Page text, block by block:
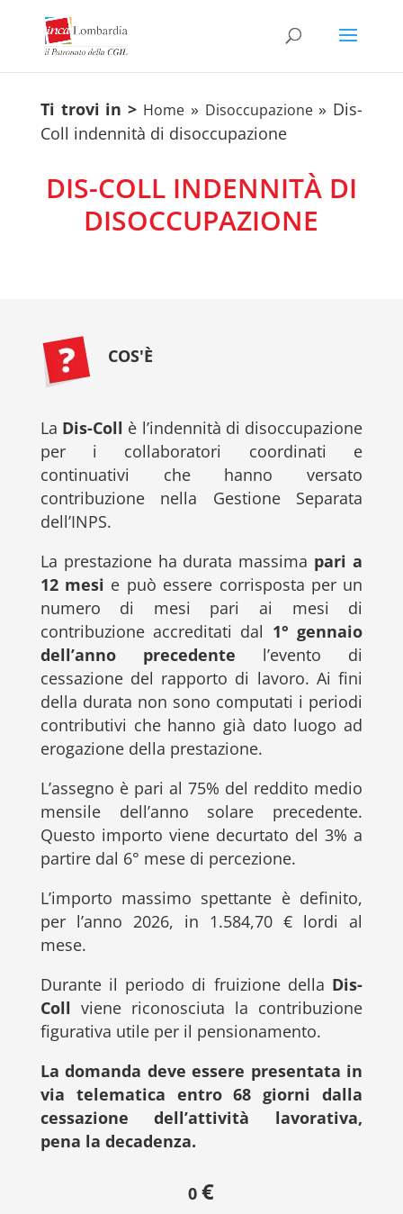
Ti trovi in > Home » Disoccupazione» Dis-
Coll indennità di disoccupazione
DIS-COLL INDENNITÀ DI
DISOCCUPAZIONE
COS'È
La Dis-Coll è l’indennità di disoccupazione
per i collaboratori coordinati e
continuativi che hanno versato
contribuzione nella Gestione Separata
dell’INPS.
La prestazione ha durata massima pari a
12 mesi e può essere corrisposta per un
numero di mesi pari ai mesi di
contribuzione accreditati dal 1° gennaio
dell’anno precedente l’evento di
cessazione del rapporto di lavoro. Ai fini
della durata non sono computati i periodi
contributivi che hanno già dato luogo ad
erogazione della prestazione.
L’assegno è pari al 75% del reddito medio
mensile dell’anno solare precedente.
Questo importo viene decurtato del 3% a
partire dal 6° mese di percezione.
L’importo massimo spettante è definito,
per l’anno 2026, in 1.584,70 € lordi al
mese.
Durante il periodo di fruizione della Dis-
Coll viene riconosciuta la contribuzione
figurativa utile per il pensionamento.
La domanda deve essere presentata in
via telematica entro 68 giorni dalla
cessazione dell’attività lavorativa,
pena la decadenza.
0€